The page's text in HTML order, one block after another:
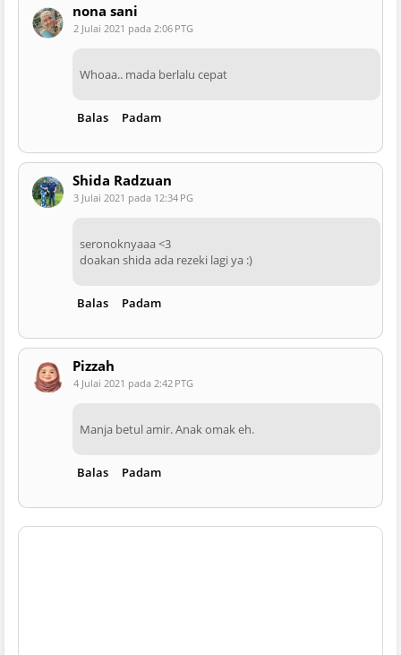
nona sani
2 Julai 2021 pada 2:06 PTG
Whoaa.. mada berlalu cepat
Balas Padam
Shida Radzuan
3 Julai 2021 pada 12:34 PG
seronoknyaaa <3
doakan shida ada rezeki lagi ya :)
Balas Padam
Pizzah
4 Julai 2021 pada 2:42 PTG
Manja betul amir. Anak omak eh.
Balas Padam